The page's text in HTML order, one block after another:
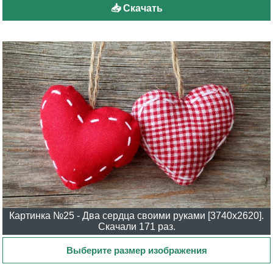
📥 Скачать
Картинка №25 - Два сердца своими руками [3740x2620].
Скачали 171 раз.